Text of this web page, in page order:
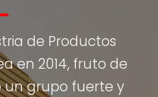
de Productos
en 2014, fruto de
grupo fuerte y